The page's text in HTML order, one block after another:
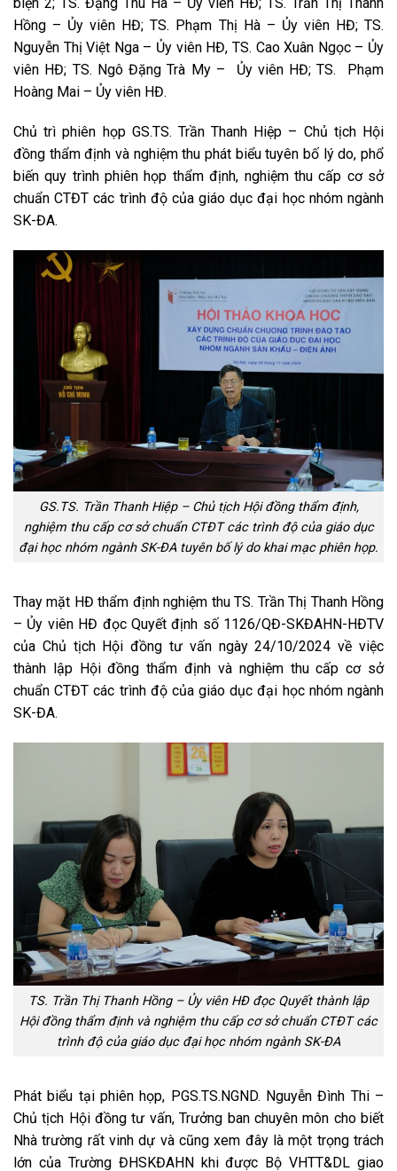
Hồng – Ủy viên HĐ; TS. Phạm Thị Hà – Ủy viên HĐ; TS.
Nguyễn Thị Việt Nga – Ủy viên HĐ, TS. Cao Xuân Ngọc – Ủy
viên HĐ; TS. Ngô Đặng Trà My – Ủy viên HĐ; TS. Phạm
Hoàng Mai – Ủy viên HĐ.
Chủ trì phiên họp GS.TS. Trần Thanh Hiệp – Chủ tịch Hội
đồng thẩm định và nghiệm thu phát biểu tuyên bố lý do, phổ
biến quy trình phiên họp thẩm định, nghiệm thu cấp cơ sở
chuẩn CTĐT các trình độ của giáo dục đại học nhóm ngành
SK-ĐA.
GS.TS. Trần Thanh Hiệp – Chủ tịch Hội đồng thẩm định,
nghiệm thu cấp cơ sở chuẩn CTĐT các trình độ của giáo dục
đại học nhóm ngành SK-ĐA tuyên bố lý do khai mạc phiên họp.
Thay mặt HĐ thẩm định nghiệm thu TS. Trần Thị Thanh Hồng
– Ủy viên HĐ đọc Quyết định số 1126/QĐ-SKĐAHN-HĐTV
của Chủ tịch Hội đồng tư vấn ngày 24/10/2024 về việc
thành lập Hội đồng thẩm định và nghiệm thu cấp cơ sở
chuẩn CTĐT các trình độ của giáo dục đại học nhóm ngành
SK-ĐA.
TS. Trần Thị Thanh Hồng – Ủy viên HĐ đọc Quyết thành lập
Hội đồng thẩm định và nghiệm thu cấp cơ sở chuẩn CTĐT các
trình độ của giáo dục đại học nhóm ngành SK-ĐA
Phát biểu tại phiên họp, PGS.TS.NGND. Nguyễn Đình Thi –
Chủ tịch Hội đồng tư vấn, Trưởng ban chuyên môn cho biết
Nhà trường rất vinh dự và cũng xem đây là một trọng trách
lớn của Trường ĐHSKĐAHN khi được Bộ VHTT&DL giao